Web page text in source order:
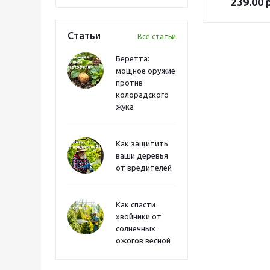
Статьи Все статьи
Беретта:
мощное оружие
против
колорадского
жука
Как защитить
ваши деревья
от вредителей
Как спасти
хвойники от
солнечных
ожогов весной